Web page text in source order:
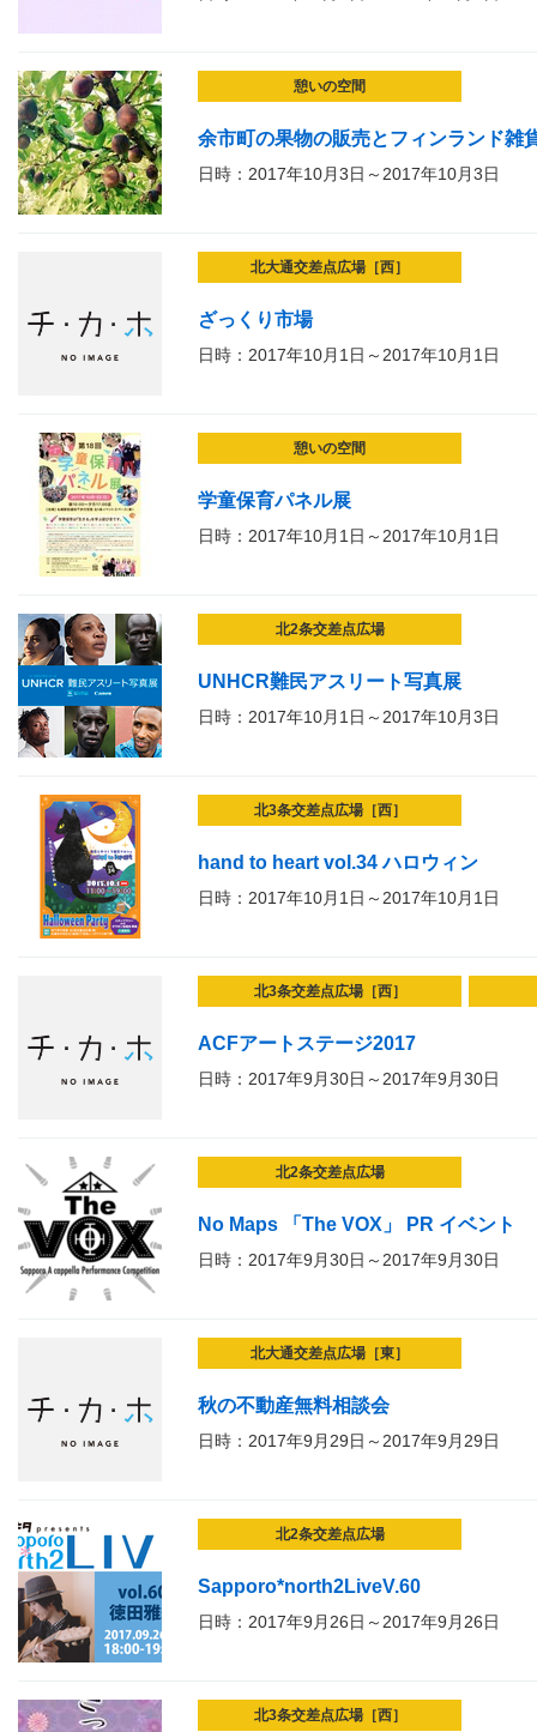
憩いの空間
余市町の果物の販売とフィンランド雑
日時：2017年10月3日～2017年10月3日
北大通交差点広場［西］
ざっくり市場
日時：2017年10月1日～2017年10月1日
憩いの空間
学童保育パネル展
日時：2017年10月1日～2017年10月1日
北2条交差点広場
UNHCR難民アスリート写真展
日時：2017年10月1日～2017年10月3日
北3条交差点広場［西］
hand to heart vol.34 ハロウィン
日時：2017年10月1日～2017年10月1日
北3条交差点広場［西］
ACFアートステージ2017
日時：2017年9月30日～2017年9月30日
北2条交差点広場
No Maps 「The VOX」 PR イベント
日時：2017年9月30日～2017年9月30日
北大通交差点広場［東］
秋の不動産無料相談会
日時：2017年9月29日～2017年9月29日
北2条交差点広場
Sapporo*north2LiveV.60
日時：2017年9月26日～2017年9月26日
北3条交差点広場［西］